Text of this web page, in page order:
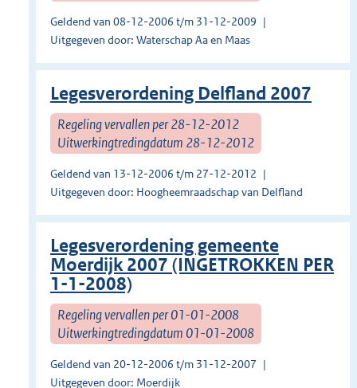
Geldend van 08-12-2006 t/m 31-12-2009
Uitgegeven door: Waterschap Aa en Maas
Legesverordening Delfland 2007
Regeling vervallen per 28-12-2012
Uitwerkingtredingdatum 28-12-2012
Geldend van 13-12-2006 t/m 27-12-2012
Uitgegeven door: Hoogheemraadschap van Delfland
Legesverordening gemeente
Moerdijk 2007 (INGETROKKEN PER
1-1-2008)
Regeling vervallen per 01-01-2008
Uitwerkingtredingdatum 01-01-2008
Geldend van 20-12-2006 t/m 31-12-2007
Uitgegeven door: Moerdijk